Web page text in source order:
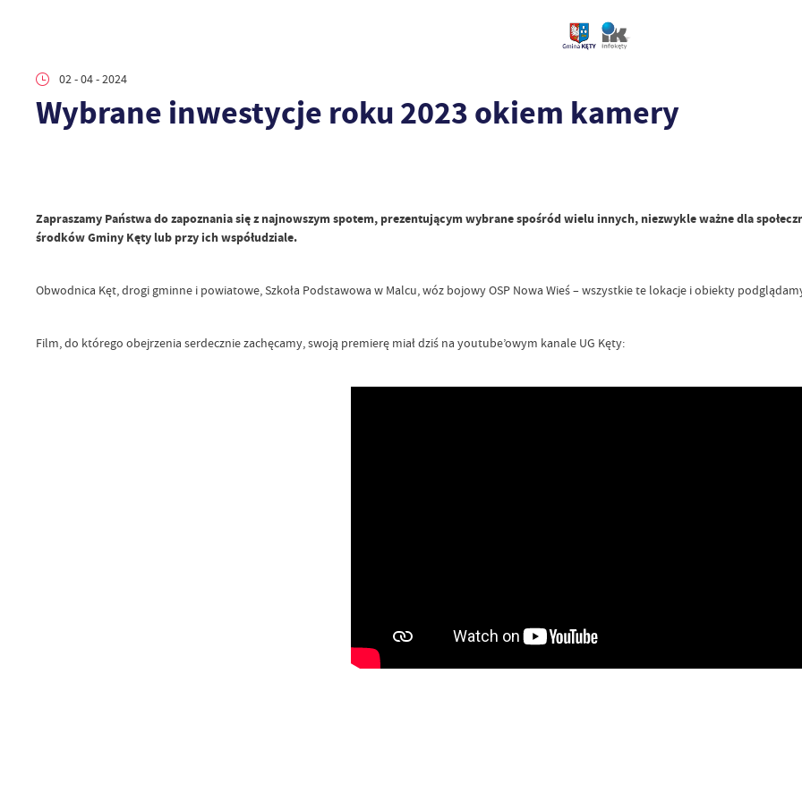
02 - 04 - 2024
Wybrane inwestycje roku 2023 okiem kamery
Zapraszamy Państwa do zapoznania się z najnowszym spotem, prezentującym wybrane spośród wielu innych, niezwykle ważne dla
środków Gminy Kęty lub przy ich współudziale.
Obwodnica Kęt, drogi gminne i powiatowe, Szkoła Podstawowa w Malcu, wóz bojowy OSP Nowa Wieś – wszystkie te lokacje i obiekty
Film, do którego obejrzenia serdecznie zachęcamy, swoją premierę miał dziś na youtube’owym kanale UG Kęty: